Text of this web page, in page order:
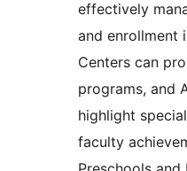
effectively
and enrollment
Centers can
programs, and
highlight
faculty